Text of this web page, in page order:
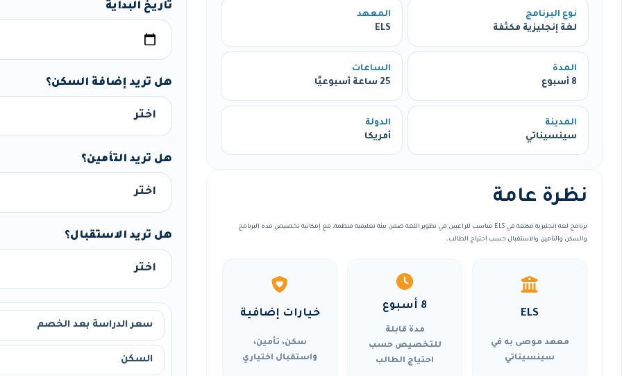
نوع البرنامج
لغة إنجليزية مكثفة
المعهد
ELS
المدة
8 أسبوع
الساعات
25 ساعة أسبوعيًا
المدينة
سينسيناتي
الدولة
أمريكا
نظرة عامة
برنامج لغة إنجليزية مكثفة في ELS مناسب للراغبين في تطوير اللغة ضمن بيئة تعليمية منظمة، مع إمكانية تخصيص مدة البرنامج
والسكن والتأمين والاستقبال حسب احتياج الطالب.
ELS
معهد موصى به في
سينسيناتي
8 أسبوع
مدة قابلة
للتخصيص حسب
احتياج الطالب
خيارات إضافية
سكن، تأمين،
واستقبال اختياري
تاريخ البداية
هل تريد إضافة السكن؟
هل تريد التأمين؟
هل تريد الاستقبال؟
سعر الدراسة بعد الخصم
السكن